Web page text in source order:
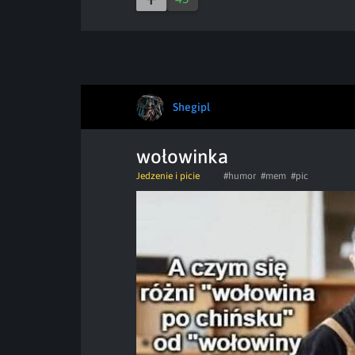
Shegipl
wołowinka
Jedzenie i picie #humor #mem #pic